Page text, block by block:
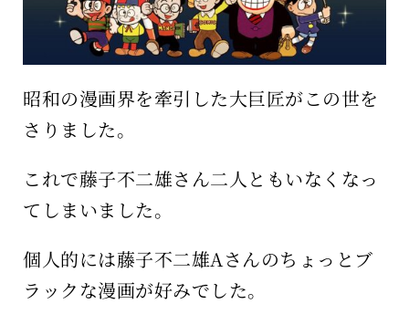
昭和の漫画界を牽引した大巨匠がこの世を
さりました。
これで藤子不二雄さん二人ともいなくなっ
てしまいました。
個人的には藤子不二雄Aさんのちょっとブ
ラックな漫画が好みでした。